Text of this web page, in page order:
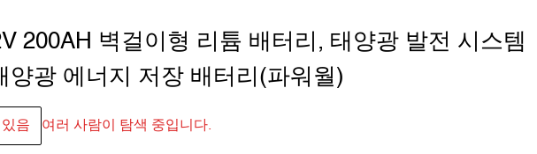
200AH 벽걸이형 리튬 배터리, 태양광 발전 시스템
양광 에너지 저장 배터리(파워월)
음 여러 사람이 탐색 중입니다.